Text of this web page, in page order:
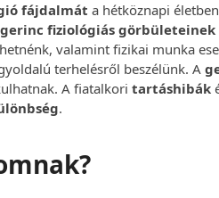
fájdalmát a hétköznapi
gerinc fiziológiás görbületeinek
valamint fizikai munka
terhelésről beszélünk. A
A fiatalkoritartáshibák
.